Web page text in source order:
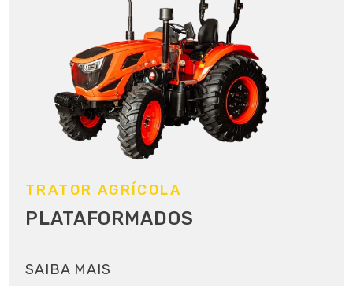
TRATOR AGRÍCOLA
PLATAFORMADOS
SAIBA MAIS